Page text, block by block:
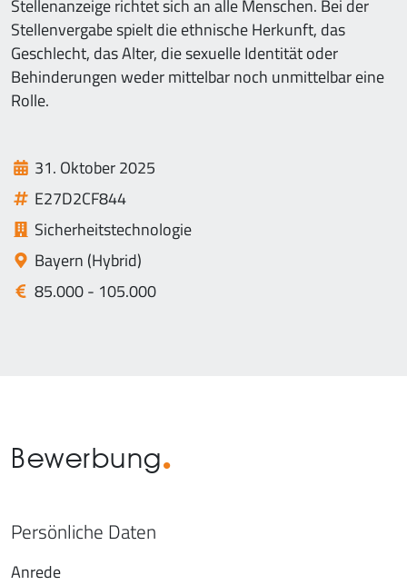
Stellenanzeige richtet sich an alle Menschen. Bei der
Stellenvergabe spielt die ethnische Herkunft, das
Geschlecht, das Alter, die sexuelle Identität oder
Behinderungen weder mittelbar noch unmittelbar eine
Rolle.
31. Oktober 2025
E27D2CF844
Sicherheitstechnologie
Bayern (Hybrid)
85.000 - 105.000
Bewerbung
Persönliche Daten
Anrede